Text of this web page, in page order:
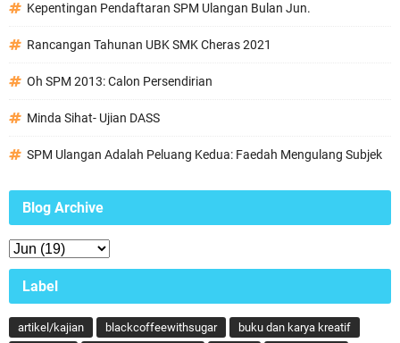
Kepentingan Pendaftaran SPM Ulangan Bulan Jun.
Rancangan Tahunan UBK SMK Cheras 2021
Oh SPM 2013: Calon Persendirian
Minda Sihat- Ujian DASS
SPM Ulangan Adalah Peluang Kedua: Faedah Mengulang Subjek
Blog Archive
Label
artikel/kajian blackcoffeewithsugar
buku dan karya kreatif